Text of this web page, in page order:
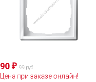
90₽ 99 руб.
Цена при заказе онлайн!